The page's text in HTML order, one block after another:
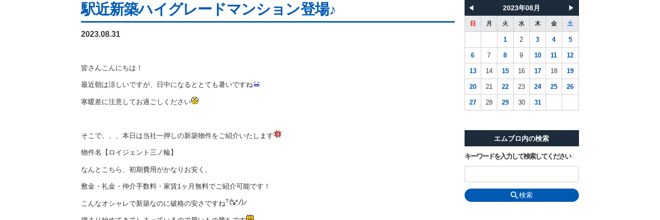
駅近新築ハイグレードマンション登場♪
2023.08.31
皆さんこんにちは！
最近朝は涼しいですが、日中になるととても暑いですね
寒暖差に注意してお過ごしください
そこで、、、本日は当社一押しの新築物件をご紹介いたします
物件名【ロイジェント三ノ輪】
なんとこちら、初期費用がかなりお安く、
敷金・礼金・仲介手数料・家賃1ヶ月無料でご紹介可能です！
こんなオシャレで新築なのに破格の安さですね
2023年08月
日 月 火 水 木 金 土
1 2 3 4 5
6 7 8 9 10 11 12
13 14 15 16 17 18 19
20 21 22 23 24 25 26
27 28 29 30 31
エムブロ内の検索
キーワードを入力して検索してください
検索